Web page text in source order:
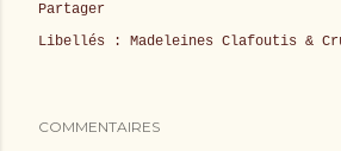
Partager
Libellés :
Madeleines Clafoutis &
COMMENTAIRES